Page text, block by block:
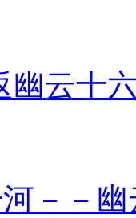
幽云十
－－